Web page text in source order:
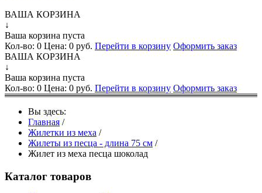
ВАША КОРЗИНА
↓
Ваша корзина пуста
Кол-во: 0 Цена: 0 руб. Перейти в корзину Оформить заказ
ВАША КОРЗИНА
↓
Ваша корзина пуста
Кол-во: 0 Цена: 0 руб. Перейти в корзину Оформить заказ
Вы здесь:
Главная /
Жилетки из меха /
Жилеты из песца - длина 75 см /
Жилет из меха песца шоколад
Каталог товаров